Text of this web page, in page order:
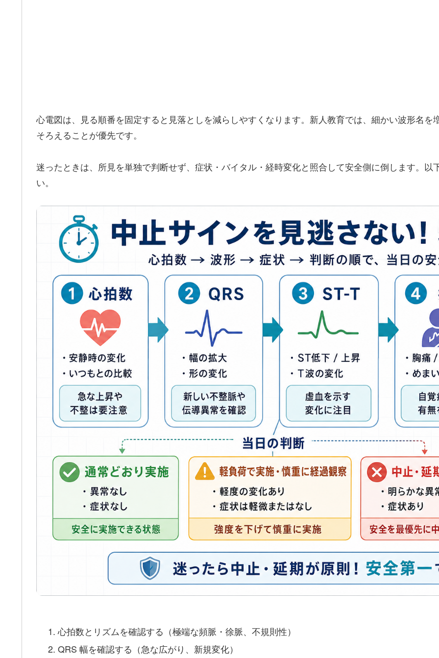
心電図は、見る順番を固定すると見落としを減らしやすくなります。新人教育では、細かい波形名
そろえることが優先です。
迷ったときは、所見を単独で判断せず、症状・バイタル・経時変化と照合して安全側に倒します。
い。
心拍数とリズムを確認する（極端な頻脈・徐脈、不規則性）
QRS 幅を確認する（急な広がり、新規変化）